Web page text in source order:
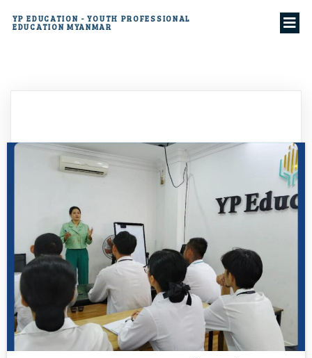
YP EDUCATION - YOUTH PROFESSIONAL
EDUCATION MYANMAR